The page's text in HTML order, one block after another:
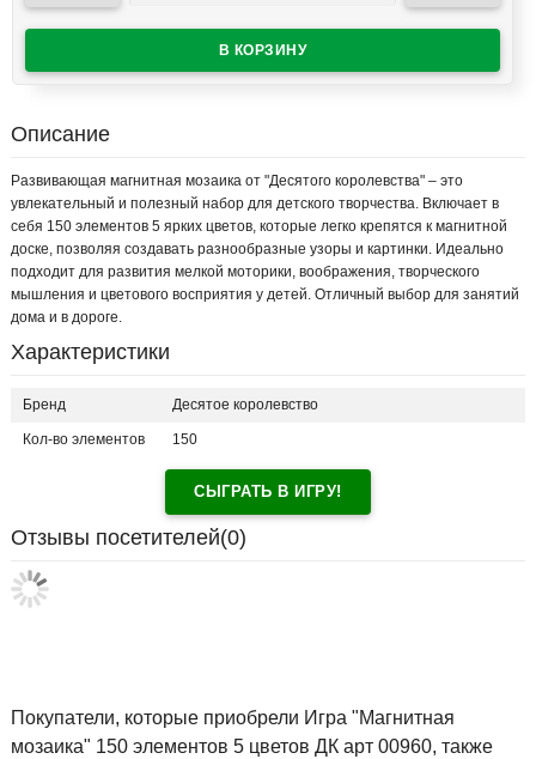
Описание
Развивающая магнитная мозаика от "Десятого королевства" – это
увлекательный и полезный набор для детского творчества. Включает в
себя 150 элементов 5 ярких цветов, которые легко крепятся к магнитной
доске, позволяя создавать разнообразные узоры и картинки. Идеально
подходит для развития мелкой моторики, воображения, творческого
мышления и цветового восприятия у детей. Отличный выбор для занятий
дома и в дороге.
Характеристики
Бренд Десятое королевство
Кол-во элементов 150
СЫГРАТЬ В ИГРУ!
Отзывы посетителей(0)
Покупатели, которые приобрели Игра "Магнитная
мозаика" 150 элементов 5 цветов ДК арт 00960, также